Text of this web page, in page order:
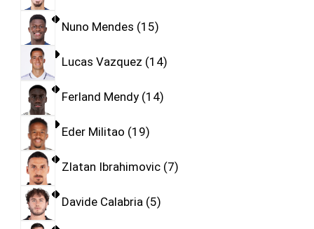
Nuno Mendes 15
Lucas Vazquez 14
Ferland Mendy 14
Eder Militao 19
Zlatan Ibrahimovic 7
Davide Calabria 5